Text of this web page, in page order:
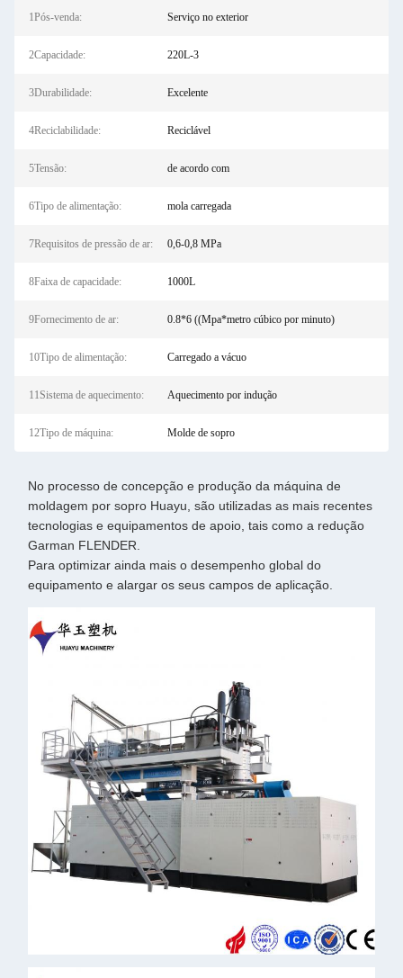
1Pós-venda: Serviço no exterior
2Capacidade: 220L-3
3Durabilidade: Excelente
4Reciclabilidade: Reciclável
5Tensão: de acordo com
6Tipo de alimentação: mola carregada
7Requisitos de pressão de ar: 0,6-0,8 MPa
8Faixa de capacidade: 1000L
9Fornecimento de ar: 0.8*6 ((Mpa*metro cúbico por minuto)
10Tipo de alimentação: Carregado a vácuo
11Sistema de aquecimento: Aquecimento por indução
12Tipo de máquina: Molde de sopro
No processo de concepção e produção da máquina de
moldagem por sopro Huayu, são utilizadas as mais recentes
tecnologias e equipamentos de apoio, tais como a redução
Garman FLENDER.
Para optimizar ainda mais o desempenho global do
equipamento e alargar os seus campos de aplicação.